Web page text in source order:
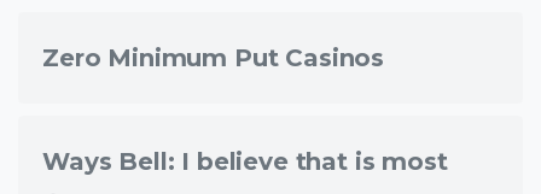
Zero Minimum Put Casinos
Ways Bell: I believe that is most